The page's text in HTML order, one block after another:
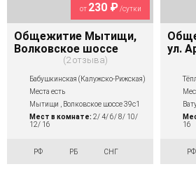
от 230 ₽ /сутки
Общежитие Мытищи,
Волковское шоссе
2 отзыва
Бабушкинская (Калужско-Рижская)
Места есть
Мытищи , Волковское шоссе 39с1
Мест в комнате: 2/ 4/ 6/ 8/ 10/
12/ 16
РФ РБ СНГ
ул.
16
РФ